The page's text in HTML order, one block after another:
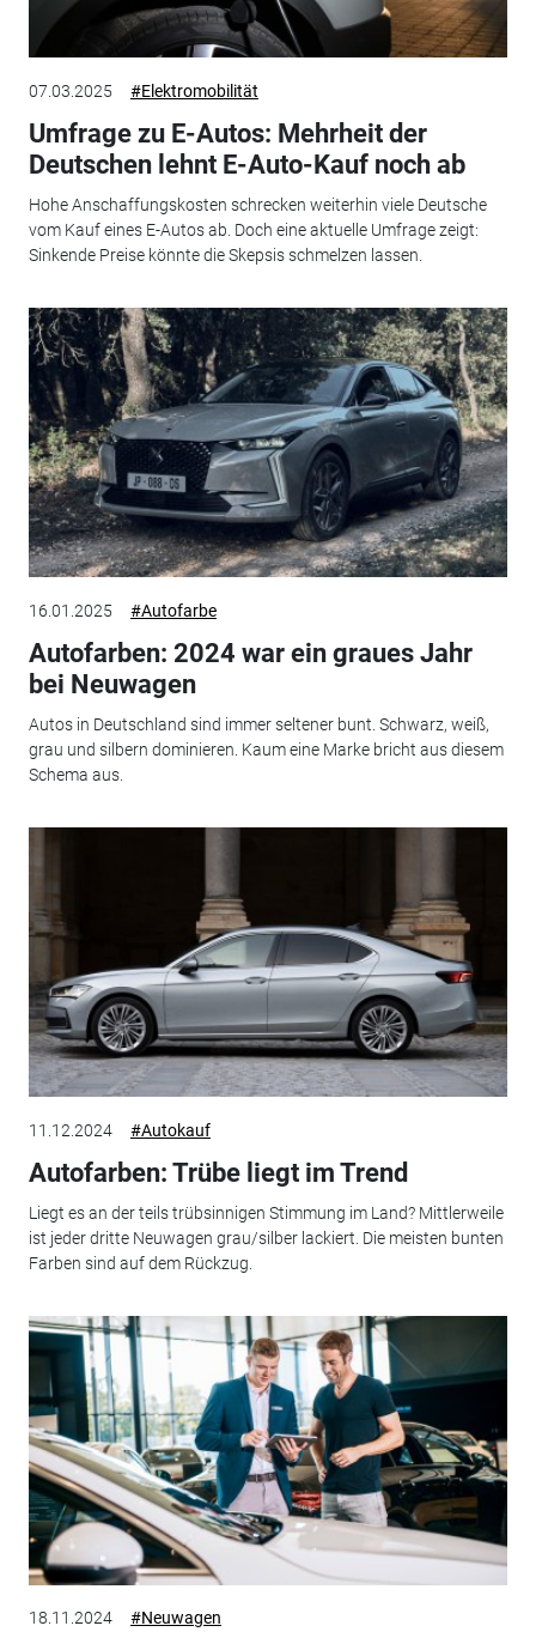
07.03.2025 #Elektromobilität
Umfrage zu E-Autos: Mehrheit der
Deutschen lehnt E-Auto-Kauf noch ab
Hohe Anschaffungskosten schrecken weiterhin viele Deutsche
vom Kauf eines E-Autos ab. Doch eine aktuelle Umfrage zeigt:
Sinkende Preise könnte die Skepsis schmelzen lassen.
16.01.2025 #Autofarbe
Autofarben: 2024 war ein graues Jahr
bei Neuwagen
Autos in Deutschland sind immer seltener bunt. Schwarz, weiß,
grau und silbern dominieren. Kaum eine Marke bricht aus diesem
Schema aus.
11.12.2024 #Autokauf
Autofarben: Trübe liegt im Trend
Liegt es an der teils trübsinnigen Stimmung im Land? Mittlerweile
ist jeder dritte Neuwagen grau/silber lackiert. Die meisten bunten
Farben sind auf dem Rückzug.
18.11.2024 #Neuwagen